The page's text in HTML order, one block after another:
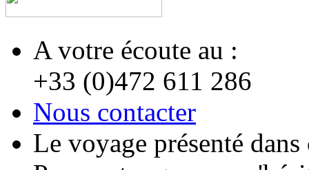
A votre écoute au :
+33 (0)472 611 286
Nous contacter
Le voyage présenté